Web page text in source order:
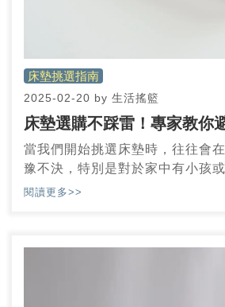
床墊挑選指南
2025-02-20 by 生活搖籃
床墊選購不踩雷！專家教你
當我們開始挑選床墊時，往往會
豫不決，特別是對於家中有小孩
擇一張兼具舒適性與健康特質的
睡眠體驗。
閱讀更多>>